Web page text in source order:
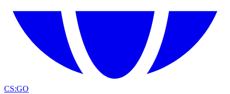
CS:GO